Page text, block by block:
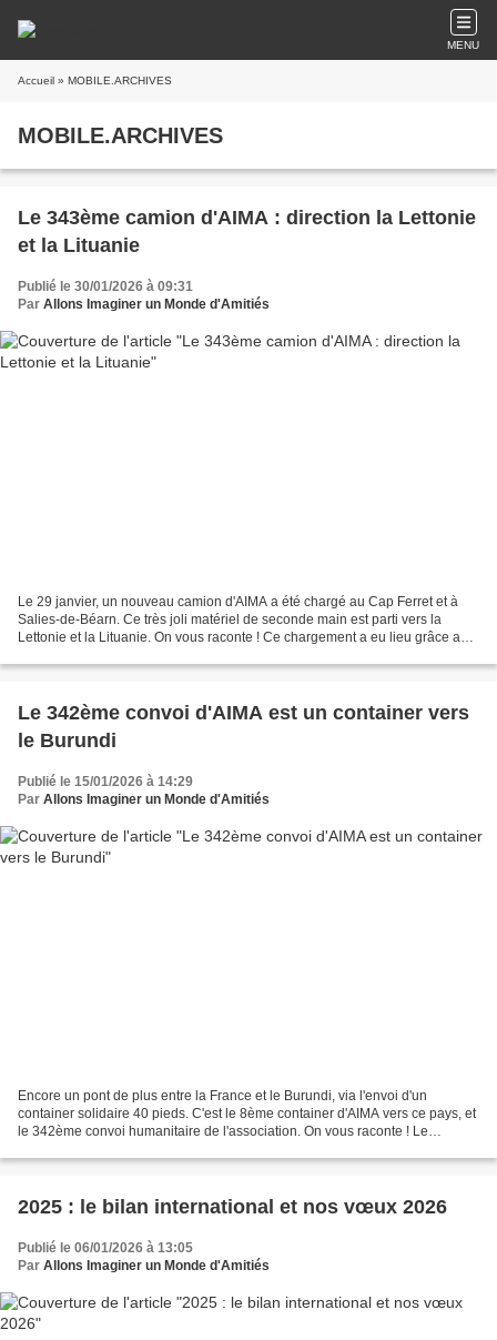
MENU
Accueil » MOBILE.ARCHIVES
MOBILE.ARCHIVES
Le 343ème camion d'AIMA : direction la Lettonie
et la Lituanie
Publié le 30/01/2026 à 09:31
Par Allons Imaginer un Monde d'Amitiés
Le 29 janvier, un nouveau camion d'AIMA a été chargé au Cap Ferret et à
Salies-de-Béarn. Ce très joli matériel de seconde main est parti vers la
Lettonie et la Lituanie. On vous raconte ! Ce chargement a eu lieu grâce au
Le 342ème convoi d'AIMA est un container vers
le Burundi
Publié le 15/01/2026 à 14:29
Par Allons Imaginer un Monde d'Amitiés
Encore un pont de plus entre la France et le Burundi, via l'envoi d'un
container solidaire 40 pieds. C'est le 8ème container d'AIMA vers ce pays, et
le 342ème convoi humanitaire de l'association. On vous raconte ! Le
2025 : le bilan international et nos vœux 2026
Publié le 06/01/2026 à 13:05
Par Allons Imaginer un Monde d'Amitiés